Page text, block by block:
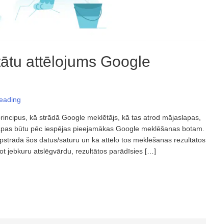
attēlojums Google
kā strādā Google meklētājs, kā tas atrod mājaslapas,
būtu pēc iespējas pieejamākas Google meklēšanas botam.
šos datus/saturu un kā attēlo tos meklēšanas rezultātos.
jebkuru atslēgvārdu, rezultātos parādīsies […]